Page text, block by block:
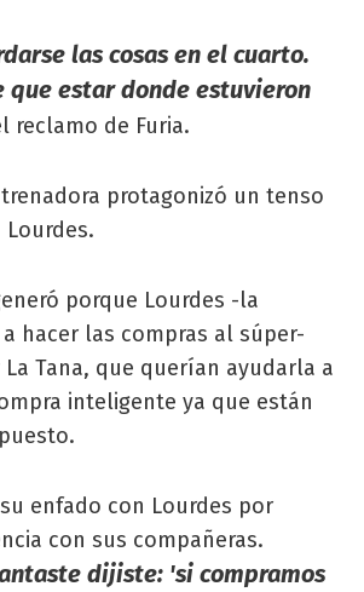
las cosas en el cuarto.
que estar donde estuvieron
reclamo de Furia.
protagonizó un tenso
porque Lourdes -la
hacer las compras al súper-
La Tana, que querían ayudarla a
inteligente ya que están
enfado con Lourdes por
con sus compañeras.
dijiste: 'si compramos